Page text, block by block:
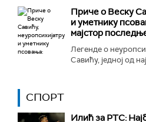
Приче о Веску
и уметнику
мајстор
Легенде о
Савићу, једној од
СПОРТ
Илић за РТС: